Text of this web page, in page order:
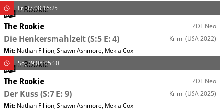
Fr, 07.08 16:25
The Rookie ZDF Neo
Die Henkersmahlzeit(S:5 E: 4) Krimi (USA 2022)
Mit: Nathan Fillion,Shawn Ashmore, Mekia Cox
So, 09.08 05:30
The Rookie ZDF Neo
Der Kuss(S:7 E: 9) Krimi (USA 2025)
Mit: Nathan Fillion,Shawn Ashmore, Mekia Cox